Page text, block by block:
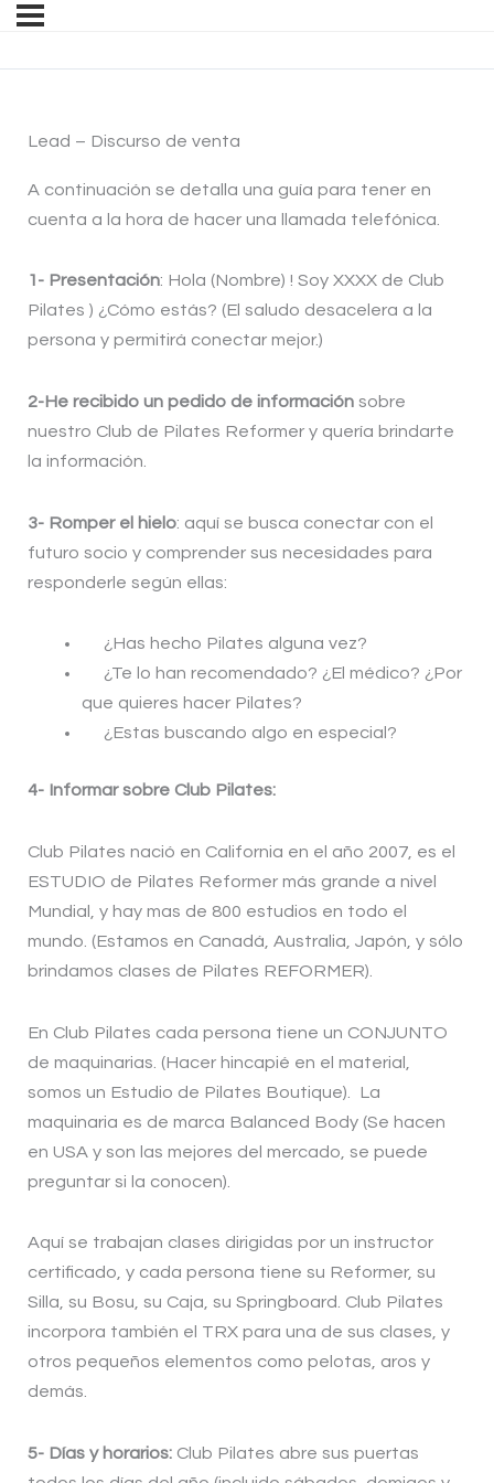
Lead – Discurso de venta
A continuación se detalla una guía para tener en
cuenta a la hora de hacer una llamada telefónica.
1- Presentación: Hola (Nombre) ! Soy XXXX de Club
Pilates ) ¿Cómo estás? (El saludo desacelera a la
persona y permitirá conectar mejor.)
2-He recibido un pedido de informaciónsobre
nuestro Club de Pilates Reformer y quería brindarte
la información.
3- Romper el hielo: aquí se busca conectar con el
futuro socio y comprender sus necesidades para
responderle según ellas:
¿Has hecho Pilates alguna vez?
¿Te lo han recomendado? ¿El médico? ¿Por
que quieres hacer Pilates?
¿Estas buscando algo en especial?
4- Informar sobre Club Pilates:
Club Pilates nació en California en el año 2007, es el
ESTUDIO de Pilates Reformer más grande a nivel
Mundial, y hay mas de 800 estudios en todo el
mundo. (Estamos en Canadá, Australia, Japón, y sólo
brindamos clases de Pilates REFORMER).
En Club Pilates cada persona tiene un CONJUNTO
de maquinarias. (Hacer hincapié en el material,
somos un Estudio de Pilates Boutique). La
maquinaria es de marca Balanced Body (Se hacen
en USA y son las mejores del mercado, se puede
preguntar si la conocen).
Aquí se trabajan clases dirigidas por un instructor
certificado, y cada persona tiene su Reformer, su
Silla, su Bosu, su Caja, su Springboard. Club Pilates
incorpora también el TRX para una de sus clases, y
otros pequeños elementos como pelotas, aros y
demás.
5- Días y horarios: Club Pilates abre sus puertas